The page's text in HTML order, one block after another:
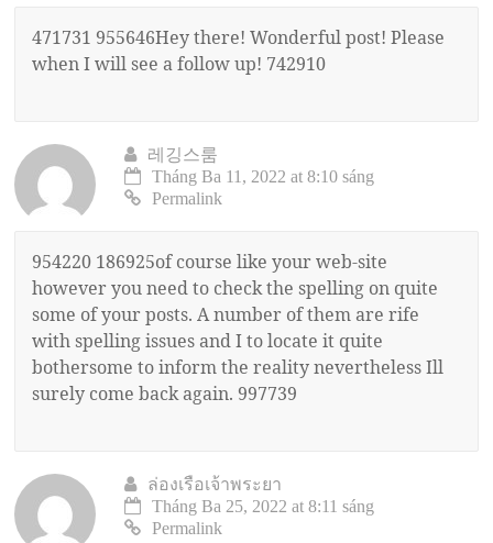
471731 955646Hey there! Wonderful post! Please
when I will see a follow up! 742910
레깅스룸
Tháng Ba 11, 2022 at 8:10 sáng
Permalink
954220 186925of course like your web-site
however you need to check the spelling on quite
some of your posts. A number of them are rife
with spelling issues and I to locate it quite
bothersome to inform the reality nevertheless Ill
surely come back again. 997739
ล่องเรือเจ้าพระยา
Tháng Ba 25, 2022 at 8:11 sáng
Permalink